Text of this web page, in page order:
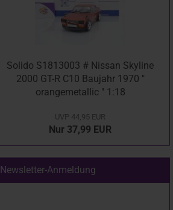
Solido S1813003 # Nissan Skyline
2000 GT-R C10 Baujahr 1970 "
orangemetallic " 1:18
UVP 44,95 EUR
Nur 37,99 EUR
Newsletter-Anmeldung